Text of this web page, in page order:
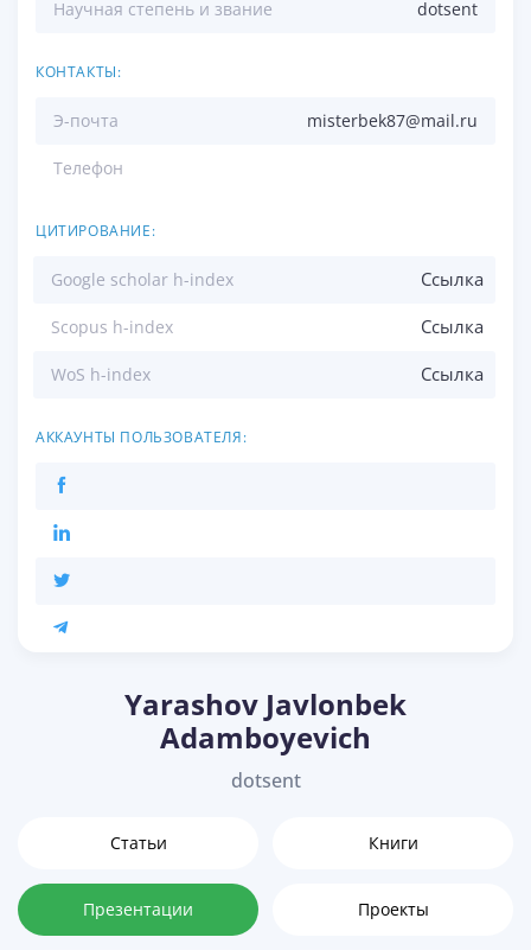
Научная степень и звание dotsent
КОНТАКТЫ:
Э-почта misterbek87@mail.ru
Телефон
ЦИТИРОВАНИЕ:
Google scholar h-index Ссылка
Scopus h-index Ссылка
WoS h-index Ссылка
АККАУНТЫ ПОЛЬЗОВАТЕЛЯ:
Yarashov Javlonbek
Adamboyevich
dotsent
Статьи Книги
Презентации Проекты